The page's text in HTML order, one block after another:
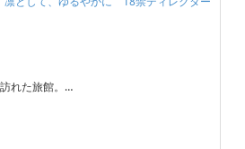
れた旅館。…